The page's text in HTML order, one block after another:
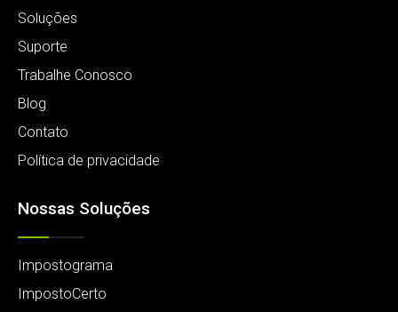
Soluções
Suporte
Trabalhe Conosco
Blog
Contato
Política de privacidade
Nossas Soluções
Impostograma
ImpostoCerto